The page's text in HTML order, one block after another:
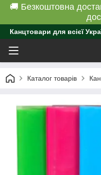
🚚 Безкоштовна
Канцтовари для всієї
Каталог товарів